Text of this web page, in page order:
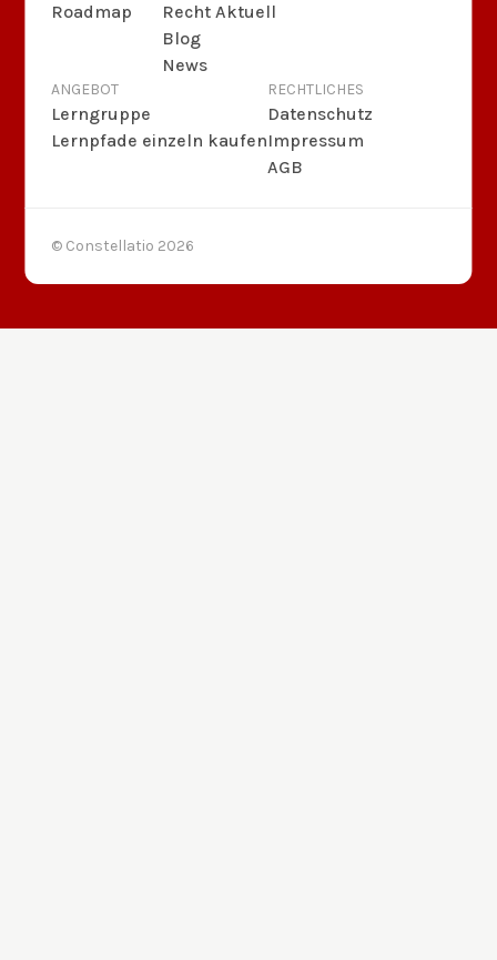
Roadmap
Recht Aktuell
Blog
News
ANGEBOT
Lerngruppe
Lernpfade einzeln kaufen
RECHTLICHES
Datenschutz
Impressum
AGB
© Constellatio 2026